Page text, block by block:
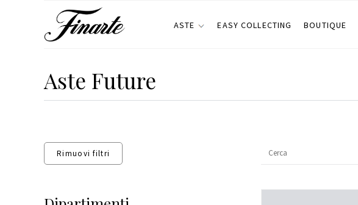
ASTE EASY COLLECTING BOUTIQUE
Aste Future
Rimuovi filtri